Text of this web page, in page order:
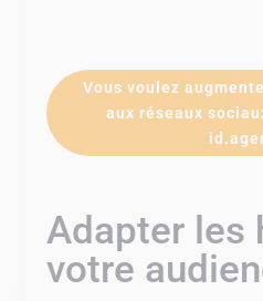
Vous voulez
aux réseaux
Adapter les
votre